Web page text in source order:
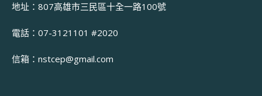
地址：807高雄市三民區十全一路100號
電話：07-3121101 #2020
信箱： nstcep@gmail.com